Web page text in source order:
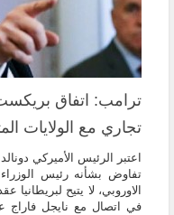
ترامب: اتفاق بريكست
تجاري مع الولايات
اعتبر الرئيس الأميركي
تفاوض بشأنه رئيس
الاوروبي، لا يتيح
في اتصال مع نايجل فاراج